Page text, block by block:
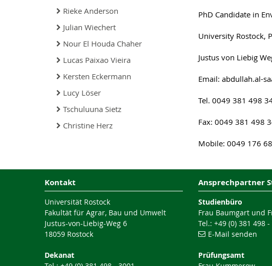
Rieke Anderson
Julian Wiechert
Nour El Houda Chaher
Lucas Paixao Vieira
Kersten Eckermann
Lucy Löser
Tschuluuna Sietz
Christine Herz
PhD Candidate in
University Rostock,
Justus von Liebig
Email: abdullah.al-
Tel. 0049 381 498
Fax: 0049 381 498
Mobile: 0049 176
Kontakt
Universität Rostock
Fakultät für Agrar, Bau und Umwelt
Justus-von-Liebig-Weg 6
18059 Rostock
Dekanat
Ansprechpartner
Studienbüro
Frau Baumgart und
Tel.: +49 (0) 381 498
E-Mail senden
Prüfungsamt